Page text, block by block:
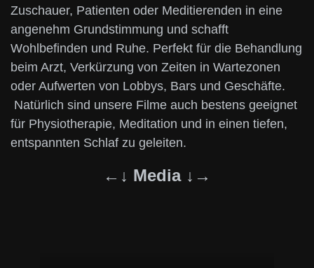
Zuschauer, Patienten oder Meditierenden in eine
angenehm Grundstimmung und schafft
Wohlbefinden und Ruhe. Perfekt für die Behandlung
beim Arzt, Verkürzung von Zeiten in Wartezonen
oder Aufwerten von Lobbys, Bars und Geschäfte.
Natürlich sind unsere Filme auch bestens geeignet
für Physiotherapie, Meditation und in einen tiefen,
entspannten Schlaf zu geleiten.
←↓ Media ↓→